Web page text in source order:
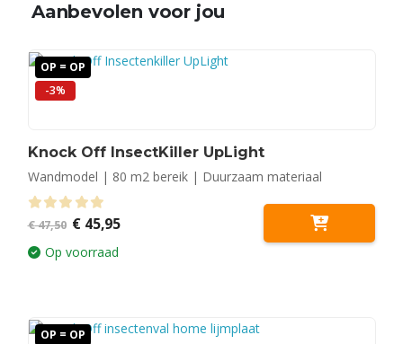
Aanbevolen voor jou
OP = OP
-3%
Knock Off InsectKiller UpLight
Wandmodel | 80 m2 bereik | Duurzaam materiaal
0 out of 5
€47,50 Oorspronkelijke
prijs
was:
€ 47,50.
€ 45,95Huidige
Op voorraad
OP = OP